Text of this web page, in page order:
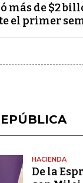
más de $2
el primer
HACIENDA
De la